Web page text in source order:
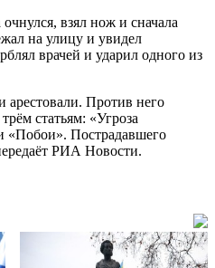
взял нож и сначала
на улицу и увидел
врачей и ударил одного из
Против него
статьям: «Угроза
«Побои». Пострадавшего
РИА Новости.